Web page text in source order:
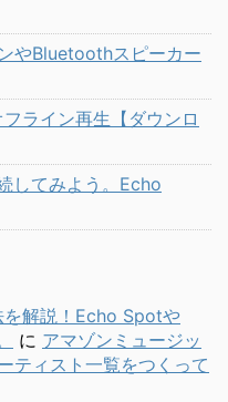
やBluetoothスピーカー
ライン再生【ダウンロ
してみよう。Echo
解説！Echo Spotや
に アマゾンミュージッ
ティスト一覧をつくって